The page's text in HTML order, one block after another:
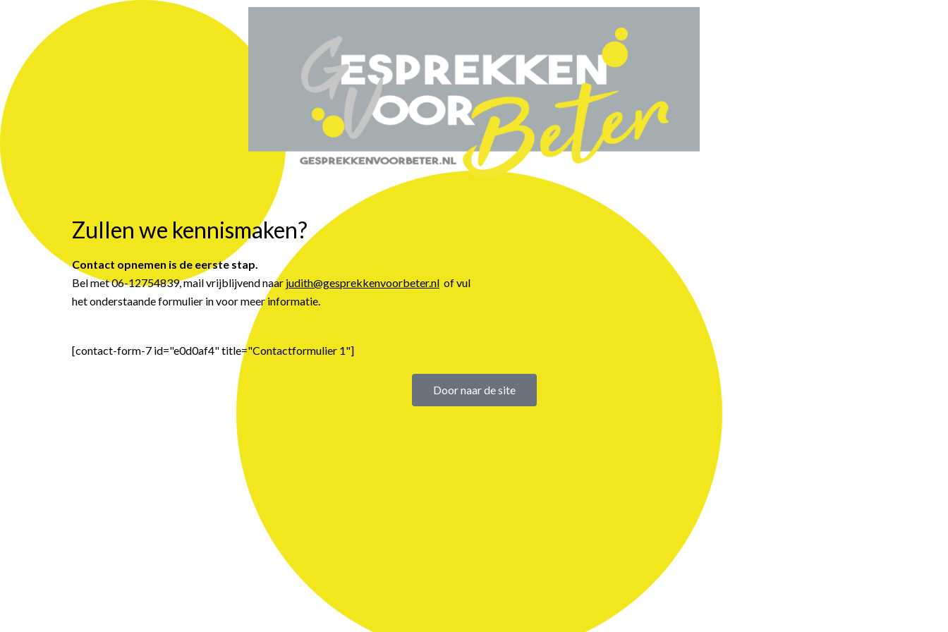
Zullen we kennismaken?
Contact opnemen is de eerste stap.
Bel met 06-12754839, mail vrijblijvend naar judith@gesprekkenvoorbeter.nl of vul
het onderstaande formulier in voor meer informatie.
[contact-form-7 id="e0d0af4" title="Contactformulier 1"]
Door naar de site